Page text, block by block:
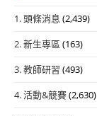
1. 頭條消息 (2,439)
2. 新生專區 (163)
3. 教師研習 (493)
4. 活動&競賽(2,630)